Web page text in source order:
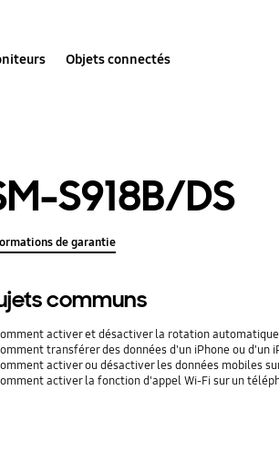
Objets connectés
S918B/DS
de garantie
communs
activer et désactiver la rotation
transférer des données d'un iPhone ou d'un
activer ou désactiver les données mobiles
activer la fonction d'appel Wi-Fi sur un